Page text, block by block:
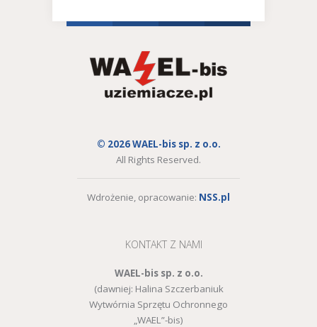
© 2026 WAEL-bis sp. z o.o.
All Rights Reserved.
Wdrożenie, opracowanie: NSS.pl
KONTAKT Z NAMI
WAEL-bis sp. z o.o.
(dawniej: Halina Szczerbaniuk
Wytwórnia Sprzętu Ochronnego
„WAEL”-bis)